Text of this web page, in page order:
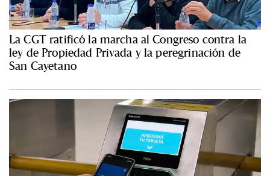
La CGT ratificó la marcha al Congreso contra la
ley de Propiedad Privada y la peregrinación de
San Cayetano